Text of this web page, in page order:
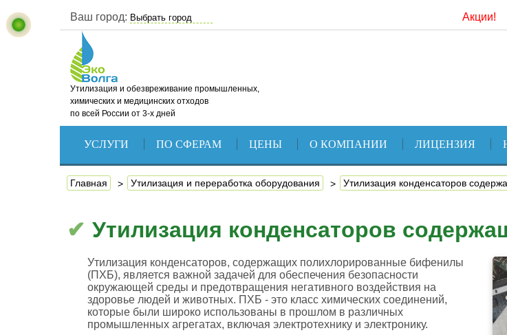
Ваш город: Акции!
Утилизация и обезвреживание промышленных,
химических и медицинских отходов
по всей России от 3-х дней
УСЛУГИ ПО СФЕРАМ ЦЕНЫ О КОМПАНИИ ЛИЦЕНЗИЯ
Главная Утилизация и переработка оборудования Утилизация конденсаторов
Утилизация конденсаторов
Утилизация конденсаторов, содержащих полихлорированные бифенилы
(ПХБ), является важной задачей для обеспечения безопасности
окружающей среды и предотвращения негативного воздействия на
здоровье людей и животных. ПХБ - это класс химических соединений,
которые были широко использованы в прошлом в различных
промышленных агрегатах, включая электротехнику и электронику.